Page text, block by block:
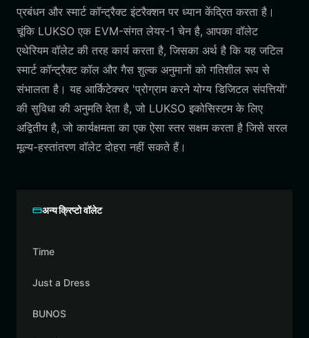
प्रबंधन और स्मार्ट कॉन्ट्रैक्ट इंटरैक्शन पर ध्यान केंद्रित करता है।
चूंकि LUKSO एक EVM-संगत लेयर-1 चेन है, आपका वॉलेट
एथेरियम वॉलेट की तरह कार्य करता है, जिसका अर्थ है कि यह जटिल
स्मार्ट कॉन्ट्रैक्ट कॉल और गैस शुल्क अनुमानों को गतिशील रूप से
संभालता है। यह आर्किटेक्चर 'प्रोग्राम करने योग्य डिजिटल संपत्तियों'
की सुविधा की अनुमति देता है, जो LUKSO इकोसिस्टम के लिए
अद्वितीय है, जो कार्यक्षमता का एक ऐसा स्तर सक्षम करता है जिसे सरल
मूल्य-हस्तांतरण वॉलेट दोहरा नहीं सकते हैं।
अन्य क्रिप्टो वॉलेट
Time
Just a Dress
BUNOS